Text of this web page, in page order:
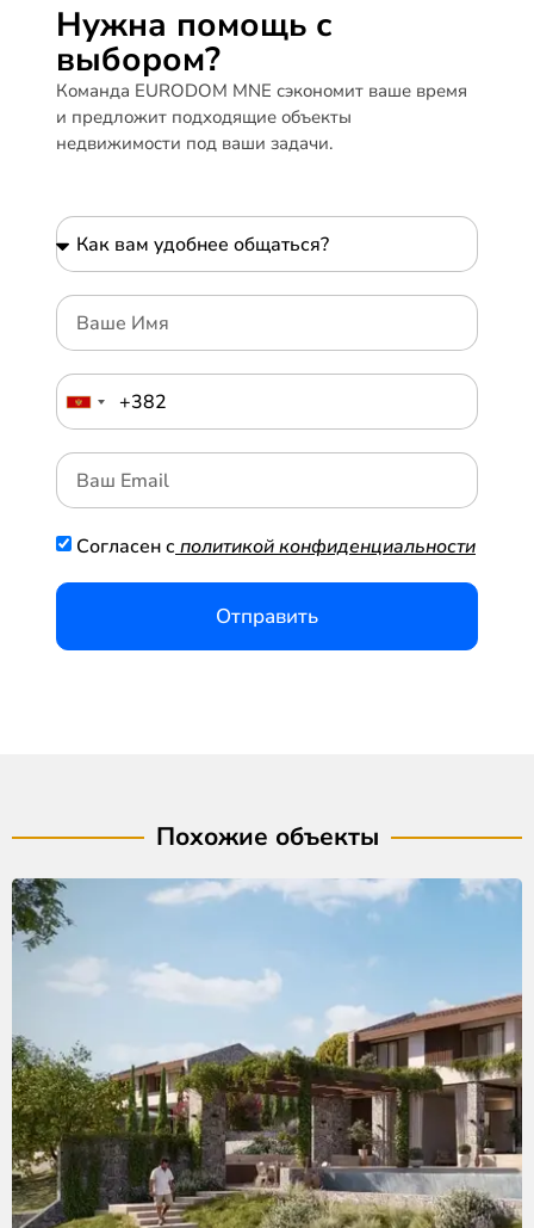
Нужна помощь с
выбором?
Команда EURODOM MNE сэкономит ваше время
и предложит подходящие объекты
недвижимости под ваши задачи.
Согласен с политикой конфиденциальности
Отправить
Похожие объекты